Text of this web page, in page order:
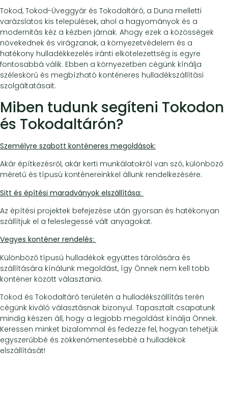
Tokod, Tokod-Üveggyár és Tokodaltáró, a Duna melletti
varázslatos kis települések, ahol a hagyományok és a
modernitás kéz a kézben járnak. Ahogy ezek a közösségek
növekednek és virágzanak, a környezetvédelem és a
hatékony hulladékkezelés iránti elkötelezettség is egyre
fontosabbá válik. Ebben a környezetben cégünk kínálja
széleskörű és megbízható konténeres hulladékszállítási
szolgáltatásait.
Miben tudunk segíteni Tokodon
és Tokodaltárón?
Személyre szabott konténeres megoldások:
Akár építkezésről, akár kerti munkálatokról van szó, különböző
méretű és típusú konténereinkkel állunk rendelkezésére.
Sitt és építési maradványok elszállítása:
Az építési projektek befejezése után gyorsan és hatékonyan
szállítjuk el a feleslegessé vált anyagokat.
Vegyes konténer rendelés:
Különböző típusú hulladékok együttes tárolására és
szállítására kínálunk megoldást, így Önnek nem kell több
konténer között választania.
Tokod és Tokodaltáró területén a hulladékszállítás terén
cégünk kiváló választásnak bizonyul. Tapasztalt csapatunk
mindig készen áll, hogy a legjobb megoldást kínálja Önnek.
Keressen minket bizalommal és fedezze fel, hogyan tehetjük
egyszerűbbé és zökkenőmentesebbé a hulladékok
elszállítását!